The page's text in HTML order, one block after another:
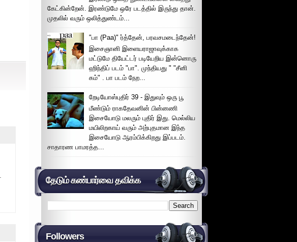
கேட்கின்றேன். இரண்டுமே ஒரே படத்தில் இருந்து தான்.
முதலில் வரும் ஒலித்துண்டம்...
"பா (Paa)" ர்த்தேன், பரவசமடைந்தேன்!
இசைஞானி இளையராஜாவுக்காக
மட்டுமே தியேட்டர் படியேறிய இன்னொரு
ஹிந்திப் படம் "பா". முந்தியது " "சீனி
கம்" . பா படம் நேற...
றேடியோஸ்புதிர் 39 - இதுவும் ஒரு பூ
மீண்டும் ராகதேவனின் பின்னணி
இசையோடு மலரும் புதிர் இது. மெல்லிய
மயிலிறகாய் வரும் அற்புதமான இந்த
இசையோடு ஆரம்பிக்கிறது இப்படம்.
சாதாரண பாமரத்த...
தேடும் கண்பார்வை தவிக்க
Followers